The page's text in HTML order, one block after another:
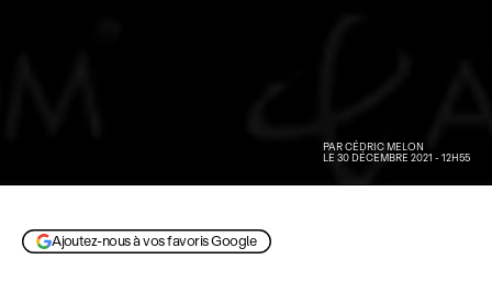
PARCÉDRIC MELON
LE 30 DÉCEMBRE 2021 - 12H55
Ajoutez-nous à vos favoris Google